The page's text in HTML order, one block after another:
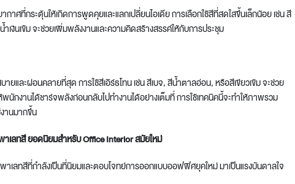
ศที่กระตุ้นให้เกิดการพูดคุยและแลกเปลี่ยนไอเดีย การเลือกใช้สีที่สดใสขึ้นเล็กน้อย เช่น สี
งินเข้ม จะช่วยเพิ่มพลังงานและความคิดสร้างสรรค์ให้กับการประชุม
ละผ่อนคลายที่สุด การใช้สีเอิร์ธโทน เช่น สีเบจ, สีน้ำตาลอ่อน, หรือสีเขียวเข้ม จะช่วย
นักงานได้ชาร์จพลังก่อนกลับไปทำงานได้อย่างเต็มที่ การใช้เทคนิคนี้จะทำให้ภาพรวม
านมากขึ้น
าเลทสี ยอดนิยมสำหรับ Office Interior สมัยใหม่
าเลทสีที่กำลังเป็นที่นิยมและตอบโจทย์การออกแบบออฟฟิศยุคใหม่ มาเป็นแรงบันดาลใจ